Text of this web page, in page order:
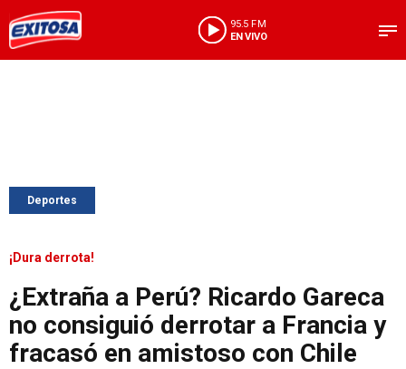
95.5 FM
EN VIVO
Deportes
¡Dura derrota!
¿Extraña a Perú? Ricardo Gareca
no consiguió derrotar a Francia y
fracasó en amistoso con Chile